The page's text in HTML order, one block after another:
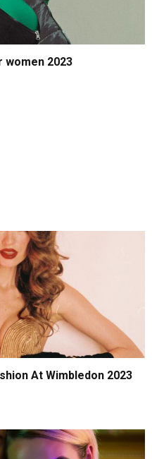
2023
At Wimbledon 2023